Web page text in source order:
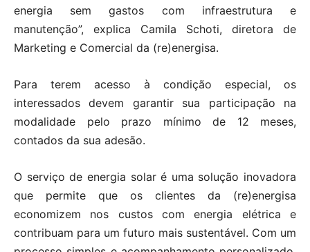
energia sem gastos com infraestrutura e
manutenção”, explica Camila Schoti, diretora de
Marketing e Comercial da (re)energisa.
Para terem acesso à condição especial, os
interessados devem garantir sua participação na
modalidade pelo prazo mínimo de 12 meses,
contados da sua adesão.
O serviço de energia solar é uma solução inovadora
que permite que os clientes da (re)energisa
economizem nos custos com energia elétrica e
contribuam para um futuro mais sustentável. Com um